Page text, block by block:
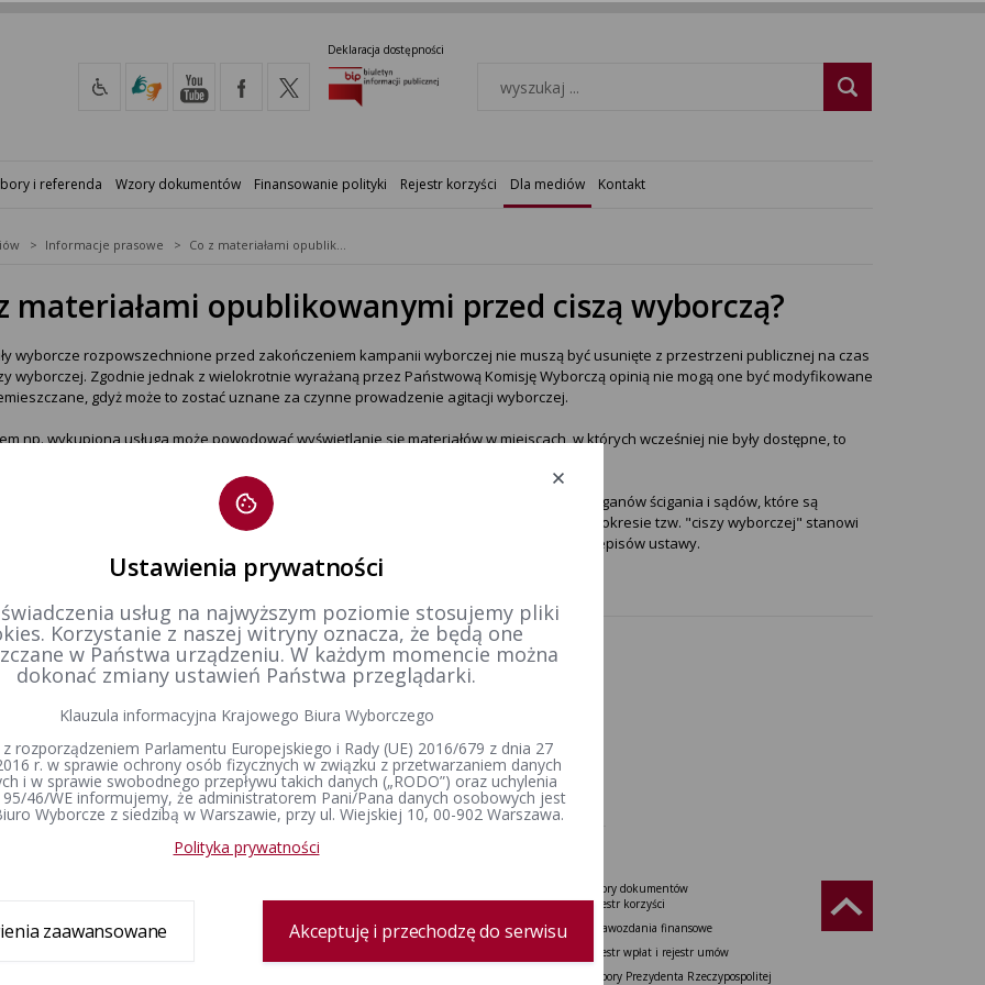
Deklaracja dostępności
i referenda Wzory dokumentów Finansowanie polityki Rejestr korzyści Dla mediów Kontakt
Informacje prasowe
materiałami opublikowanymi przed ciszą wyborczą?
wyborcze rozpowszechnione przed zakończeniem kampanii wyborczej nie muszą być usunięte z przestrzeni publicznej na czas
wyborczej. Zgodnie jednak z wielokrotnie wyrażaną przez Państwową Komisję Wyborczą opinią nie mogą one być modyfikowane
gdyż może to zostać uznane za czynne prowadzenie agitacji wyborczej.
np. wykupiona usługa może powodować wyświetlanie się materiałów w miejscach, w których wcześniej nie były dostępne, to
przy tym podkreślić, że opinia organów wyborczych w tych sprawach nie jest wiążąca dla organów ścigania i sądów, które są
do dokonania oceny w konkretnych przypadkach, bowiem naruszenie zakazu agitacji w okresie tzw. "ciszy wyborczej" stanowi
W razie prowadzenia postępowania organy te samodzielnie dokonują wykładni przepisów ustawy.
11-10-2019 20:39
Dąbrówka
finansowe
Konstytucja Rzeczypospolitej Polskiej​ Wybory Prezydenta Rzeczypospolitej
Wybory do Sejmu i do Senatu
Wzory dokumentów
Rejestr korzyści
Sprawozdania finansowe
Rejestr wpłat i rejestr umów
Wybory Prezydenta Rzeczypospolitej
Ustawienia prywatności
usług na najwyższym poziomie stosujemy pliki
Korzystanie z naszej witryny oznacza, że będą one
w Państwa urządzeniu. W każdym momencie można
dokonać zmiany ustawień Państwa przeglądarki.
Klauzula informacyjna Krajowego Biura Wyborczego
rozporządzeniem Parlamentu Europejskiego i Rady (UE) 2016/679 z dnia 27
r. w sprawie ochrony osób fizycznych w związku z przetwarzaniem danych
i w sprawie swobodnego przepływu takich danych („RODO”) oraz uchylenia
46/WE informujemy, że administratorem Pani/Pana danych osobowych jest
Wyborcze z siedzibą w Warszawie, przy ul. Wiejskiej 10, 00-902 Warszawa.
Polityka prywatności
zaawansowane Akceptuję i przechodzę do serwisu